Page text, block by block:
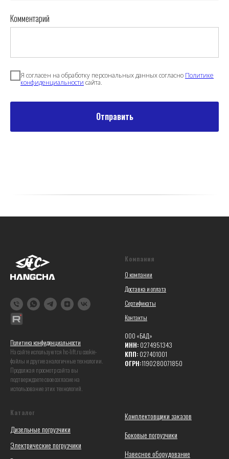
Комментарий
Я согласен на обработку персональных данных согласно Политике
конфиденциальности сайта.
Отправить
Политика конфиденциальности
На сайте используются hc-lift.ru coоkie-
файлы и другие аналогичные технологии.
Продолжая просмотр сайта вы
подтверждаете свое согласие на
использование этих технологий.
Компания
О компании
Доставка и оплата
Сертификаты
Контакты
ООО «БАД»
ИНН: 0274951343
КПП: 027401001
ОГРН:1190280071850
Каталог
Дизельные погрузчики
Электрические погрузчики
Комплектовщики заказов
Боковые погрузчики
Навесное оборудование